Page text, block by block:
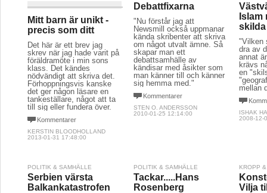
Mitt barn är unikt -
precis som ditt
Det här är ett brev jag
skrev när jag hade varit på
föräldramöte i min sons
klass. Det kändes
nödvändigt att skriva det.
Förhoppningsvis kanske
det ger någon läsare en
tankeställare, något att ta
till sig eller fundera över.
Kommentarer
KERSTIN BLOODHOLLAND
2013-01-31 17:48:00
Debattfixarna
"Nu förstår jag att
Newsmill också uppmanar
kända skribenter att skriva
om något utvalt ämne. Så
skapar man ett
debattsamhälle av
kändisar med åsikter som
man känner till och känner
sig hemma med."
Kommentarer
STEN O. ANDERSSON
2010-01-25 12:14:00
Islam
skilda
"Vilken
dra av
annat
krävs
en
mellan
ISHAK
2008-12-
POLITIK & SAMHÄLLE
Serbien värsta
Balkankatastrofen
POLITIK & SAMHÄLLE
Tackar.....Hans
Rosenberg
KROPP
Vilja